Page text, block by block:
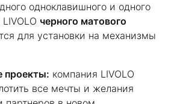
одноклавишного и одного
черного матового
для установки на механизмы
проекты: компания LIVOLO
все мечты и желания